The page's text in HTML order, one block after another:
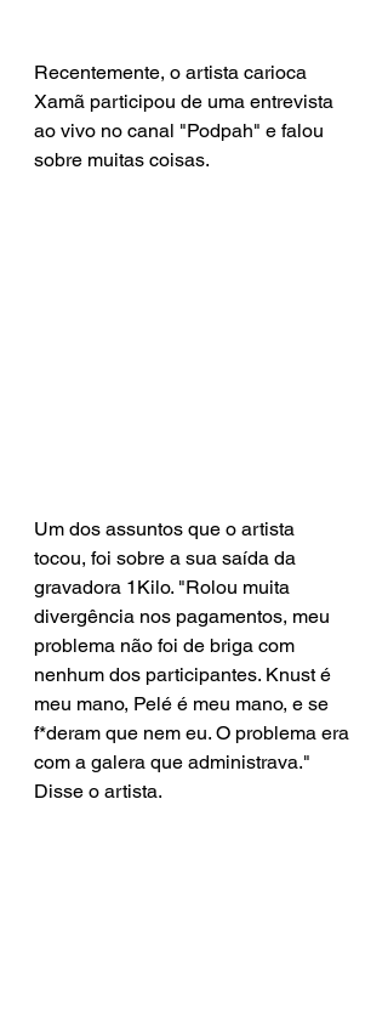
Recentemente, o artista carioca
Xamã participou de uma entrevista
ao vivo no canal "Podpah" e falou
sobre muitas coisas.
Um dos assuntos que o artista
tocou, foi sobre a sua saída da
gravadora 1Kilo. "Rolou muita
divergência nos pagamentos, meu
problema não foi de briga com
nenhum dos participantes. Knust é
meu mano, Pelé é meu mano, e se
f*deram que nem eu. O problema era
com a galera que administrava."
Disse o artista.